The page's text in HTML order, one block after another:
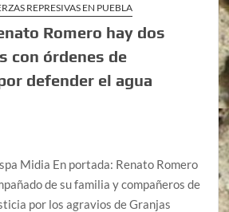
REPRESIVAS EN PUEBLA
Romero hay dos
con órdenes de
defender el agua
Midia En portada: Renato Romero
de su familia y compañeros de
por los agravios de Granjas